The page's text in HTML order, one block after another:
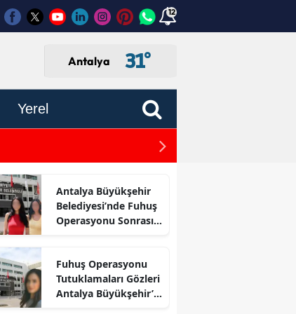
12
Antalya 31°
Yerel
Antalya-Kayseri Hızlı
Antalya Büyükşehir
Belediyesi’nde Fuhuş
Operasyonu Sonrası
Fuhuş Operasyonu
Tutuklamaları Gözleri
Antalya Büyükşehir’e